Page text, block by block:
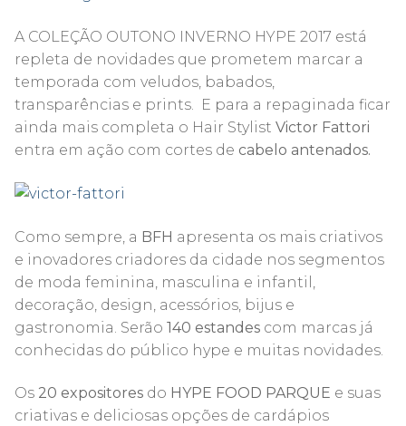
A COLEÇÃO OUTONO INVERNO HYPE 2017 está
repleta de novidades que prometem marcar a
temporada com veludos, babados,
transparências e prints. E para a repaginada ficar
ainda mais completa o Hair Stylist Victor Fattori
entra em ação com cortes de cabelo antenados.
Como sempre, a BFH apresenta os mais criativos
e inovadores criadores da cidade nos segmentos
de moda feminina, masculina e infantil,
decoração, design, acessórios, bijus e
gastronomia. Serão 140 estandes com marcas já
conhecidas do público hype e muitas novidades.
Os 20 expositores do HYPE FOOD PARQUE e suas
criativas e deliciosas opções de cardápios